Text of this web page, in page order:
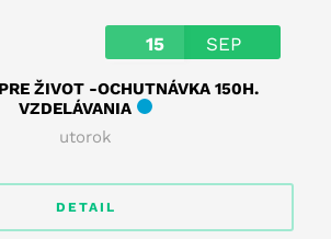
15 SEP
ŽIVOT -OCHUTNÁVKA 150H.
VZDELÁVANIA
utorok
DETAIL